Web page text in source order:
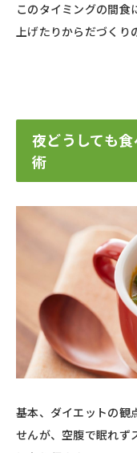
このタイミングの間
上げたりからだづくり
夜どうしても
術
基本、ダイエットの観
せんが、空腹で眠れず